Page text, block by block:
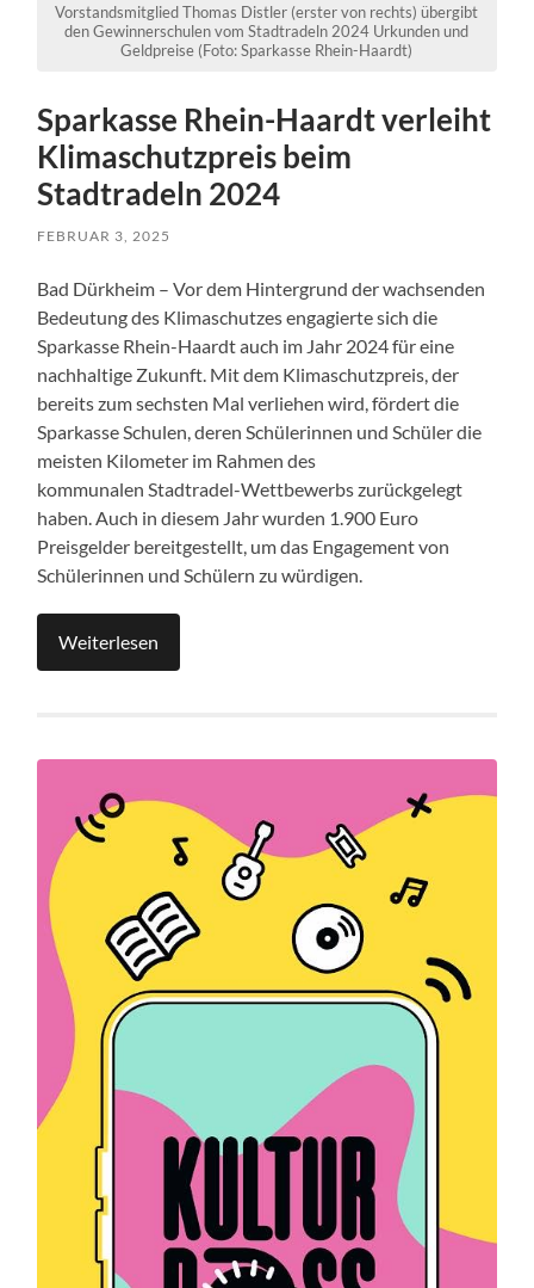
Vorstandsmitglied Thomas Distler (erster von rechts) übergibt
den Gewinnerschulen vom Stadtradeln 2024 Urkunden und
Geldpreise (Foto: Sparkasse Rhein-Haardt)
Sparkasse Rhein-Haardt verleiht
Klimaschutzpreis beim
Stadtradeln 2024
FEBRUAR 3, 2025
Bad Dürkheim – Vor dem Hintergrund der wachsenden
Bedeutung des Klimaschutzes engagierte sich die
Sparkasse Rhein-Haardt auch im Jahr 2024 für eine
nachhaltige Zukunft. Mit dem Klimaschutzpreis, der
bereits zum sechsten Mal verliehen wird, fördert die
Sparkasse Schulen, deren Schülerinnen und Schüler die
meisten Kilometer im Rahmen des
kommunalen Stadtradel-Wettbewerbs zurückgelegt
haben. Auch in diesem Jahr wurden 1.900 Euro
Preisgelder bereitgestellt, um das Engagement von
Schülerinnen und Schülern zu würdigen.
Weiterlesen